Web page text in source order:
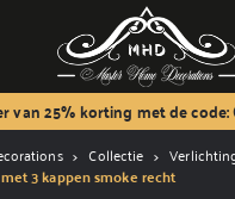
van 25% korting met de code:
Collectie
3 kappen smoke recht